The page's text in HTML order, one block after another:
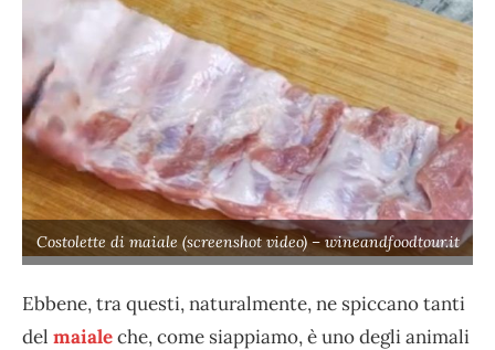
Costolette di maiale (screenshot video) – wineandfoodtour.it
Ebbene, tra questi, naturalmente, ne spiccano tanti
del maialeche, come siappiamo, è uno degli animali